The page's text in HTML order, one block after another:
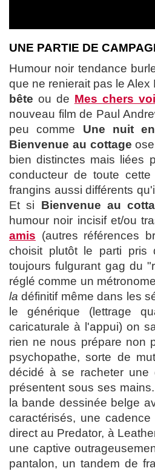
UNE PARTIE DE
Humour noir tendance
que ne renierait pas le Alex
bête ou de Mes chers
nouveau film de Paul
peu comme Une nuit
Bienvenue au cottage
bien distinctes mais liées
conducteur de toute
frangins aussi différents
Et si Bienvenue au
humour noir incisif et/ou
amis (autres références
choisit plutôt le parti pris
toujours fulgurant gag du
réglé comme un
la définitif même dans les
le générique (lettrage
caricaturale à l'appui) on
rien ne nous prépare non
psychopathe, sorte de
décidé à se racheter une
présentent sous ses
la bande dessinée belge
caractérisés, une
direct au Predator, à
une captive
pantalon, un tandem de